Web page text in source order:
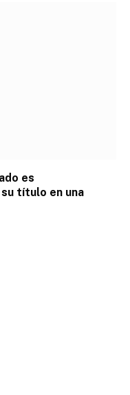
es
título en una